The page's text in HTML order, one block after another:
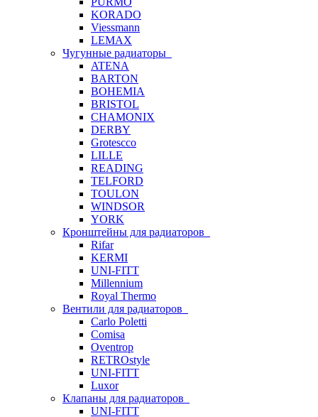
KORADO
Viessmann
LEMAX
Чугунные радиаторы
ATENA
BARTON
BOHEMIA
BRISTOL
CHAMONIX
DERBY
Grotescco
LILLE
READING
TELFORD
TOULON
WINDSOR
YORK
Кронштейны для радиаторов
Rifar
KERMI
UNI-FITT
Millennium
Royal Thermo
Вентили для радиаторов
Carlo Poletti
Comisa
Oventrop
RETROstyle
UNI-FITT
Luxor
Клапаны для радиаторов
UNI-FITT